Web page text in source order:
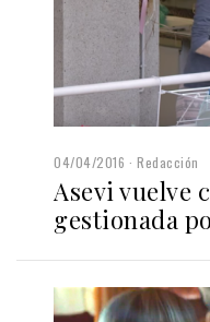
04/04/2016 Redacción
Asevi vuelve
gestionada